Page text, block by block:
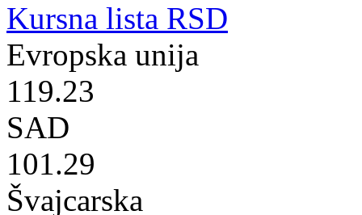
Kursna lista RSD
Evropska unija
119.23
SAD
101.29
Švajcarska